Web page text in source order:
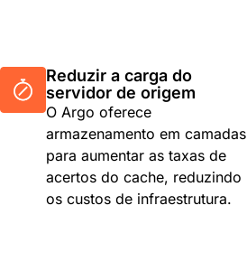
Reduzir a carga do
servidor de origem
O Argo oferece
armazenamento em camadas
para aumentar as taxas de
acertos do cache, reduzindo
os custos de infraestrutura.